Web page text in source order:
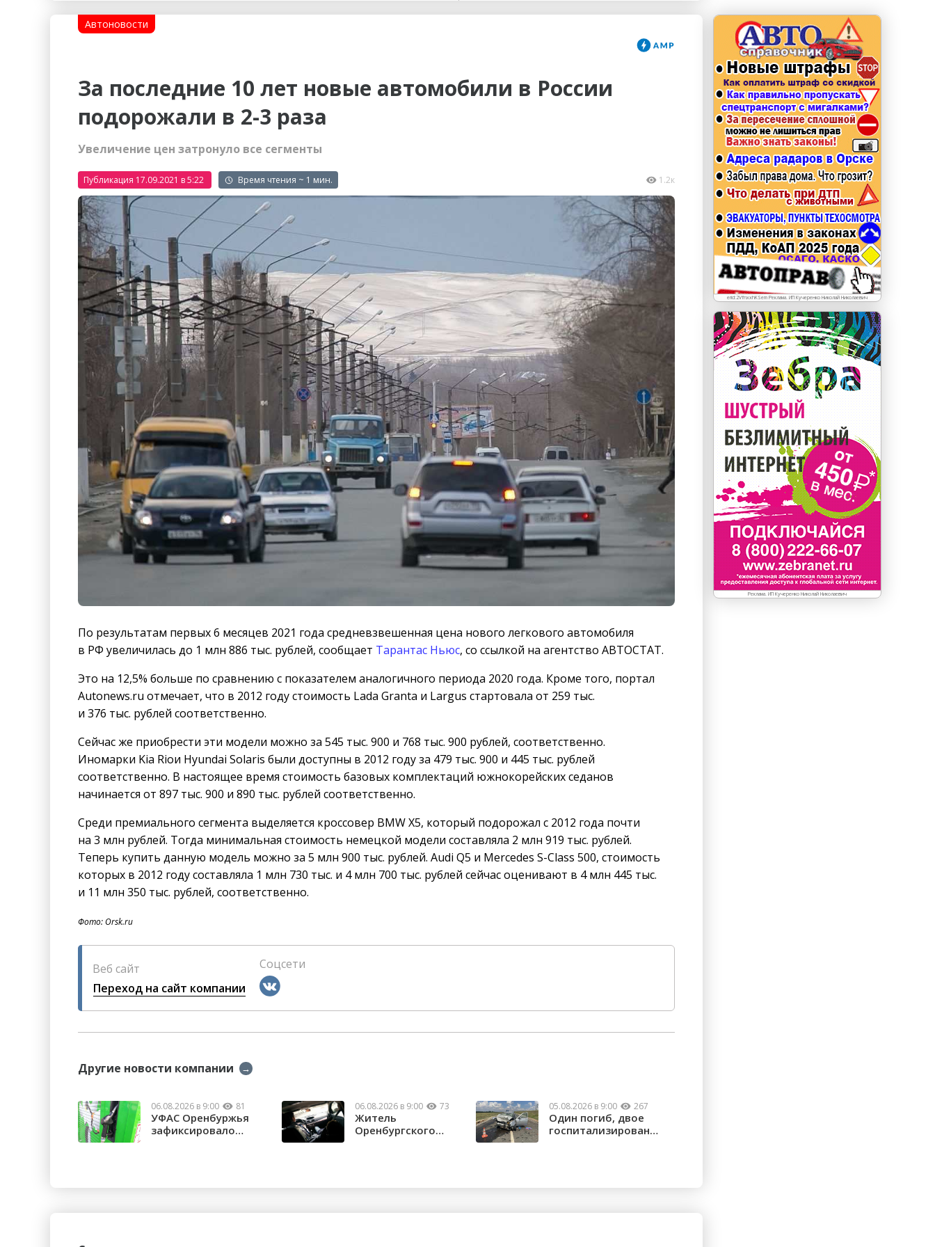
Гостиницы
СМИ и Реклама
Городское хозяйство
Купоны
erid: LdtCKJjWj Реклама. ИП Кучеренко Николай
Николаевич
Автоновости
За последние 10 лет новые автомобили в России
подорожали в 2-3 раза
Увеличение цен затронуло все сегменты
Публикация 17.09.2021 в 5:22 ~ 1 мин. 1.2к
По результатам первых 6 месяцев 2021 года средневзвешенная цена нового легкового автомобиля
в РФ увеличилась до 1 млн 886 тыс. рублей, сообщает Тарантас Ньюс, со ссылкой на агентство АВТОСТАТ.
Это на 12,5% больше по сравнению с показателем аналогичного периода 2020 года. Кроме того, портал
Autonews.ru отмечает, что в 2012 году стоимость Lada Granta и Largus стартовала от 259 тыс.
и 376 тыс. рублей соответственно.
Сейчас же приобрести эти модели можно за 545 тыс. 900 и 768 тыс. 900 рублей, соответственно.
Иномарки Kia Rioи Hyundai Solaris были доступны в 2012 году за 479 тыс. 900 и 445 тыс. рублей
соответственно. В настоящее время стоимость базовых комплектаций южнокорейских седанов
начинается от 897 тыс. 900 и 890 тыс. рублей соответственно.
Среди премиального сегмента выделяется кроссовер BMW X5, который подорожал с 2012 года почти
на 3 млн рублей. Тогда минимальная стоимость немецкой модели составляла 2 млн 919 тыс. рублей.
Теперь купить данную модель можно за 5 млн 900 тыс. рублей. Audi Q5 и Mercedes S-Class 500, стоимость
которых в 2012 году составляла 1 млн 730 тыс. и 4 млн 700 тыс. рублей сейчас оценивают в 4 млн 445 тыс.
и 11 млн 350 тыс. рублей, соответственно.
Фото: Orsk.ru
Веб сайт
Переход на сайт компании
Соцсети
Другие новости компании →
06.08.2026 в 9:00 81
УФАС Оренбуржья
зафиксировало
06.08.2026 в 9:00 73
Житель
Оренбургского
05.08.2026 в 9:00 267
Один погиб, двое
госпитализированы:
erid:2VfnxxhKSem Реклама. ИП Кучеренко Николай Николаевич
Реклама. ИП Кучеренко Николай Николаевич